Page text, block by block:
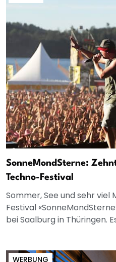
SonneMondSterne:
Techno-Festival
Sommer, See und sehr viel
Festival
bei Saalburg in Thüringen.
WERBUNG